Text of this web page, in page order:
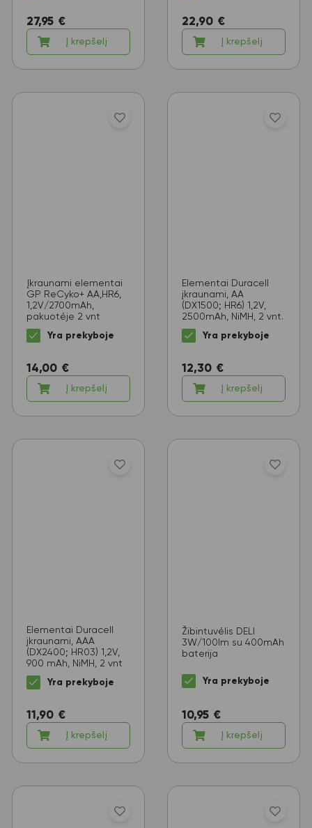
27,95 €
Į krepšelį
22,90 €
Į krepšelį
Įkraunami elementai
GP ReCyko+ AA,HR6,
1,2V/2700mAh,
pakuotėje 2 vnt
Yra prekyboje
14,00 €
Į krepšelį
Elementai Duracell
įkraunami, AA
(DX1500; HR6) 1,2V,
2500mAh, NiMH, 2 vnt.
Yra prekyboje
12,30 €
Į krepšelį
Elementai Duracell
įkraunami, AAA
(DX2400; HR03) 1,2V,
900 mAh, NiMH, 2 vnt
Yra prekyboje
11,90 €
Į krepšelį
Žibintuvėlis DELI
3W/100lm su 400mAh
baterija
Yra prekyboje
10,95 €
Į krepšelį